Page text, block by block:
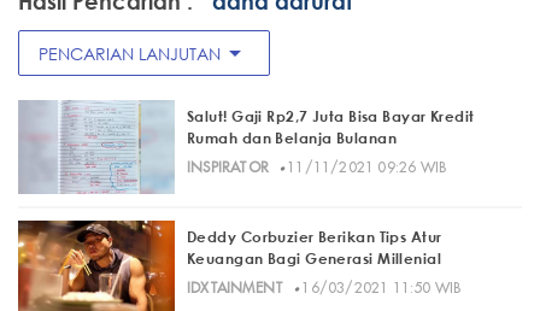
PENCARIAN LANJUTAN arrow_drop_down
Salut! Gaji Rp2,7 Juta Bisa Bayar Kredit
Rumah dan Belanja Bulanan
INSPIRATOR
· 11/11/2021 09:26 WIB
Deddy Corbuzier Berikan Tips Atur
Keuangan Bagi Generasi Millenial
IDXTAINMENT
· 16/03/2021 11:50 WIB